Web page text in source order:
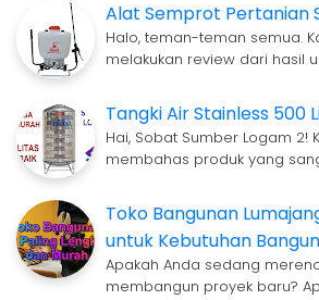
Alat Semprot Pertanian
Halo, teman-teman semua.
melakukan review dari hasil
Tangki Air Stainless 500
Hai, Sobat Sumber Logam 2!
membahas produk yang
Toko Bangunan
untuk Kebutuhan
Apakah Anda sedang
membangun proyek baru?